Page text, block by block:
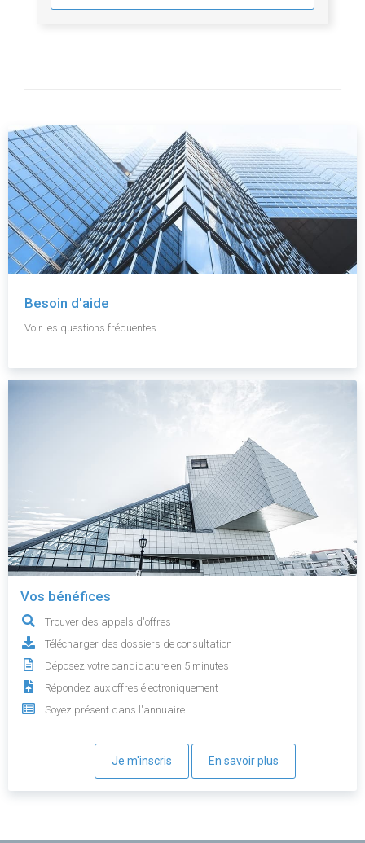
Besoin d'aide
Voir les questions fréquentes.
Vos bénéfices
Trouver des appels d'offres
Télécharger des dossiers de consultation
Déposez votre candidature en 5 minutes
Répondez aux offres électroniquement
Soyez présent dans l'annuaire
Je m'inscris En savoir plus